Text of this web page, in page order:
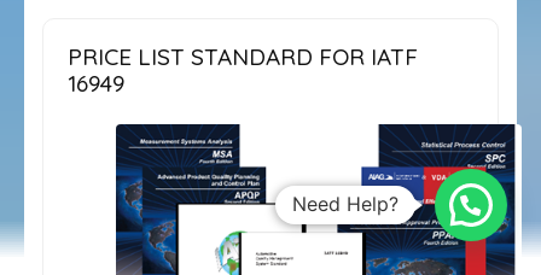
PRICE LIST STANDARD FOR IATF
16949
Need Help?